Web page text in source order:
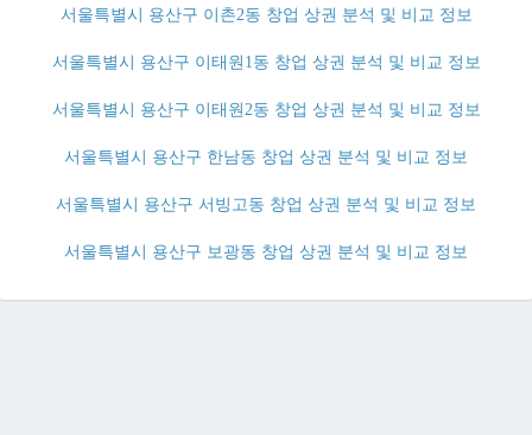
서울특별시 용산구 이촌2동 창업 상권 분석 및 비교 정보
서울특별시 용산구 이태원1동 창업 상권 분석 및 비교 정보
서울특별시 용산구 이태원2동 창업 상권 분석 및 비교 정보
서울특별시 용산구 한남동 창업 상권 분석 및 비교 정보
서울특별시 용산구 서빙고동 창업 상권 분석 및 비교 정보
서울특별시 용산구 보광동 창업 상권 분석 및 비교 정보